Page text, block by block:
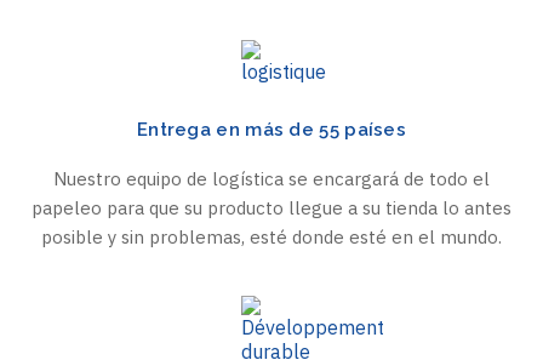
Entrega en más de 55 países
Nuestro equipo de logística se encargará de todo el
papeleo para que su producto llegue a su tienda lo antes
posible y sin problemas, esté donde esté en el mundo.